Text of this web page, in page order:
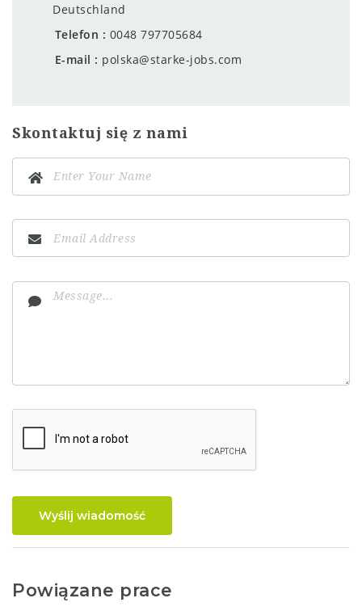
Deutschland
Telefon
0048 797705684
E-mail
polska@starke-jobs.com
Skontaktuj się z nami
Wyślij wiadomość
Powiązane prace